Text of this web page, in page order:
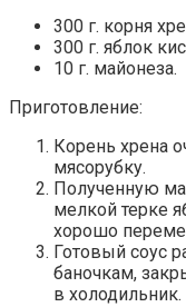
300 г. корня
300 г. яблок
10 г. майонеза.
Приготовление:
Корень хрена
мясорубку.
Полученную
мелкой терке
хорошо
Готовый соус
баночкам,
в холодильник.